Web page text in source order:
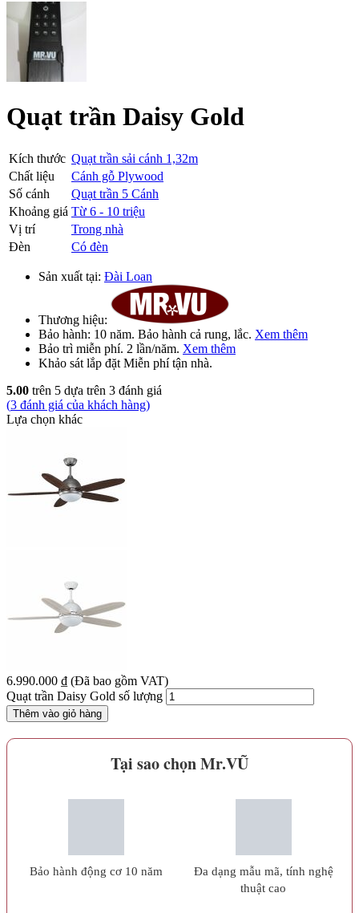
Quạt trần Daisy Gold
Kích thước Quạt trần sải cánh 1,32m
Chất liệu
Cánh gỗ Plywood
Số cánh
Quạt trần 5 Cánh
Khoảng giá Từ 6 - 10 triệu
Vị trí
Trong nhà
Đèn
Có đèn
Sản xuất tại: Đài Loan
Thương hiệu:
Bảo hành: 10 năm. Bảo hành cả rung, lắc. Xem thêm
Bảo trì miễn phí. 2 lần/năm. Xem thêm
Khảo sát lắp đặt Miễn phítận nhà.
5.00 trên 5 dựa trên 3 đánh giá
(3 đánh giá của khách hàng)
Lựa chọn khác
6.990.000 ₫ (Đã bao gồm VAT)
Quạt trần Daisy Gold số lượng
Thêm vào giỏ hàng
Tại sao chọn Mr.VŨ
Bảo hành động cơ 10 năm
Đa dạng mẫu mã, tính nghệ
thuật cao